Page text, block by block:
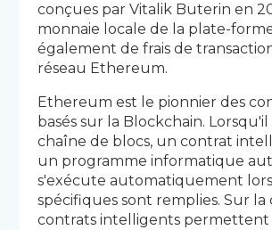
conçues par Vitalik Buterin en
monnaie locale de la plate-
également de frais de
réseau Ethereum.
Ethereum est le pionnier des
basés sur la Blockchain.
chaîne de blocs, un contrat
un programme informatique
s'exécute automatiquement
spécifiques sont remplies. Sur la
contrats intelligents